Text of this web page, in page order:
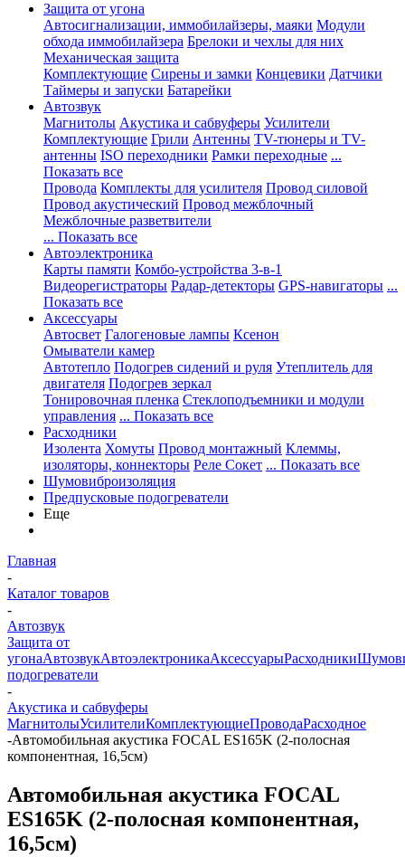
Защита от угона
Автосигнализации, иммобилайзеры, маяки Модули
обхода иммобилайзера Брелоки и чехлы для них
Механическая защита
Комплектующие Сирены и замки Концевики Датчики
Таймеры и запуски Батарейки
Автозвук
Магнитолы Акустика и сабвуферы Усилители
Комплектующие Грили Антенны TV-тюнеры и TV-
антенны ISO переходники Рамки переходные ...
Показать все
Провода Комплекты для усилителя Провод силовой
Провод акустический Провод межблочный
Межблочные разветвители
... Показать все
Автоэлектроника
Карты памяти Комбо-устройства 3-в-1
Видеорегистраторы Радар-детекторы GPS-навигаторы ...
Показать все
Аксессуары
Автосвет Галогеновые лампы Ксенон
Омыватели камер
Автотепло Подогрев сидений и руля Утеплитель для
двигателя Подогрев зеркал
Тонировочная пленка Стеклоподъемники и модули
управления ... Показать все
Расходники
Изолента Хомуты Провод монтажный Клеммы,
изоляторы, коннекторы Реле Сокет ... Показать все
Шумовиброизоляция
Предпусковые подогреватели
Еще
Главная
-
Каталог товаров
-
Автозвук
Защита от
угонаАвтозвукАвтоэлектроникаАксессуарыРасходники
подогреватели
-
Акустика и сабвуферы
МагнитолыУсилителиКомплектующиеПроводаРасходное
-Автомобильная акустика FOCAL ES165K (2-полосная
компонентная, 16,5см)
Автомобильная акустика FOCAL
ES165K (2-полосная компонентная,
16,5см)